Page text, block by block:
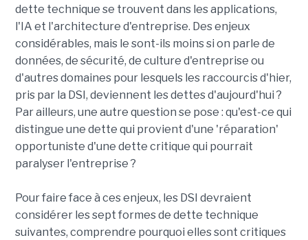
dette technique se trouvent dans les applications,
l'IA et l'architecture d'entreprise. Des enjeux
considérables, mais le sont-ils moins si on parle de
données, de sécurité, de culture d'entreprise ou
d'autres domaines pour lesquels les raccourcis d'hier,
pris par la DSI, deviennent les dettes d'aujourd'hui ?
Par ailleurs, une autre question se pose : qu'est-ce qui
distingue une dette qui provient d'une 'réparation'
opportuniste d'une dette critique qui pourrait
paralyser l'entreprise ?
Pour faire face à ces enjeux, les DSI devraient
considérer les sept formes de dette technique
suivantes, comprendre pourquoi elles sont critiques